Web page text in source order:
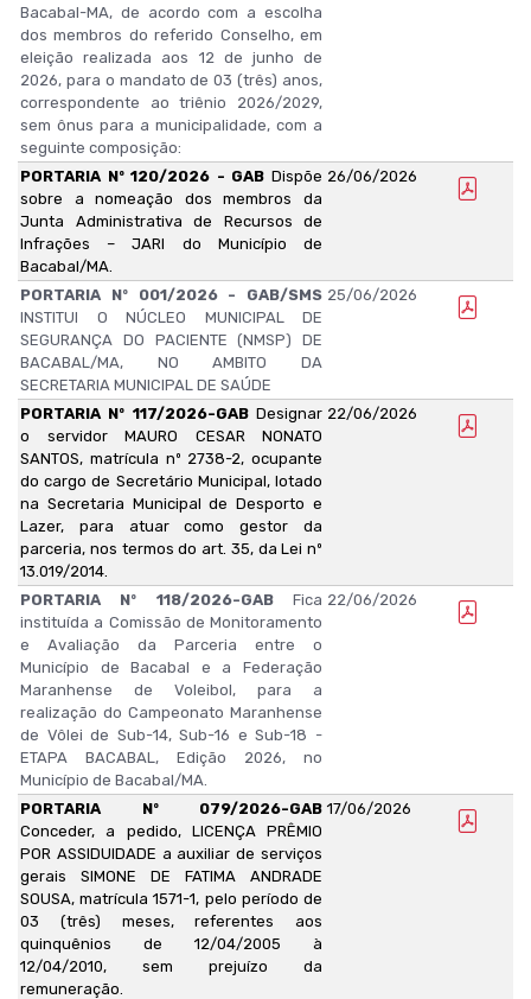
Bacabal-MA, de acordo com a escolha
dos membros do referido Conselho, em
eleição realizada aos 12 de junho de
2026, para o mandato de 03 (três) anos,
correspondente ao triênio 2026/2029,
sem ônus para a municipalidade, com a
seguinte composição:
PORTARIA Nº 120/2026 - GAB Dispõe
sobre a nomeação dos membros da
Junta Administrativa de Recursos de
Infrações – JARI do Município de
Bacabal/MA.
26/06/2026
PORTARIA Nº 001/2026 - GAB/SMS
INSTITUI O NÚCLEO MUNICIPAL DE
SEGURANÇA DO PACIENTE (NMSP) DE
BACABAL/MA, NO AMBITO DA
SECRETARIA MUNICIPAL DE SAÚDE
25/06/2026
PORTARIA Nº 117/2026-GAB Designar
o servidor MAURO CESAR NONATO
SANTOS, matrícula nº 2738-2, ocupante
do cargo de Secretário Municipal, lotado
na Secretaria Municipal de Desporto e
Lazer, para atuar como gestor da
parceria, nos termos do art. 35, da Lei nº
13.019/2014.
22/06/2026
PORTARIA Nº 118/2026-GAB Fica
instituída a Comissão de Monitoramento
e Avaliação da Parceria entre o
Município de Bacabal e a Federação
Maranhense de Voleibol, para a
realização do Campeonato Maranhense
de Vôlei de Sub-14, Sub-16 e Sub-18 -
ETAPA BACABAL, Edição 2026, no
Município de Bacabal/MA.
22/06/2026
PORTARIA Nº 079/2026-GAB
Conceder, a pedido, LICENÇA PRÊMIO
POR ASSIDUIDADE a auxiliar de serviços
gerais SIMONE DE FATIMA ANDRADE
SOUSA, matrícula 1571-1, pelo período de
03 (três) meses, referentes aos
quinquênios de 12/04/2005 à
12/04/2010, sem prejuízo da
remuneração.
17/06/2026